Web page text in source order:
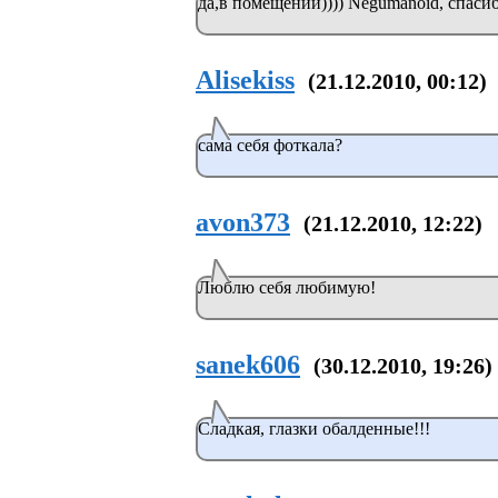
Alisekiss (21.12.2010, 00:12)
сама себя фоткала?
avon373 (21.12.2010, 12:22)
Люблю себя любимую!
sanek606 (30.12.2010, 19:26)
Сладкая, глазки обалденные!!!